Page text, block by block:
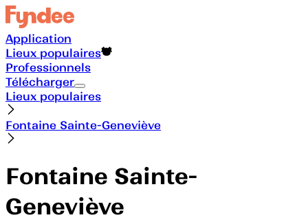
Application
Lieux populaires
Professionnels
Télécharger
Lieux populaires
Fontaine Sainte-Geneviève
Fontaine Sainte-
Geneviève